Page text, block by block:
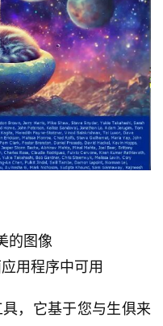
的图像
用程序中可用
，它基于您与生俱来